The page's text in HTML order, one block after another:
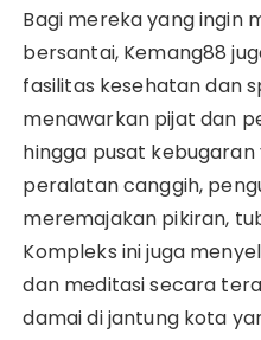
Bagi mereka yang ingin
bersantai, Kemang88
fasilitas kesehatan dan
menawarkan pijat dan
hingga pusat
peralatan canggih,
meremajakan pikiran,
Kompleks ini juga
dan meditasi secara
damai di jantung kota